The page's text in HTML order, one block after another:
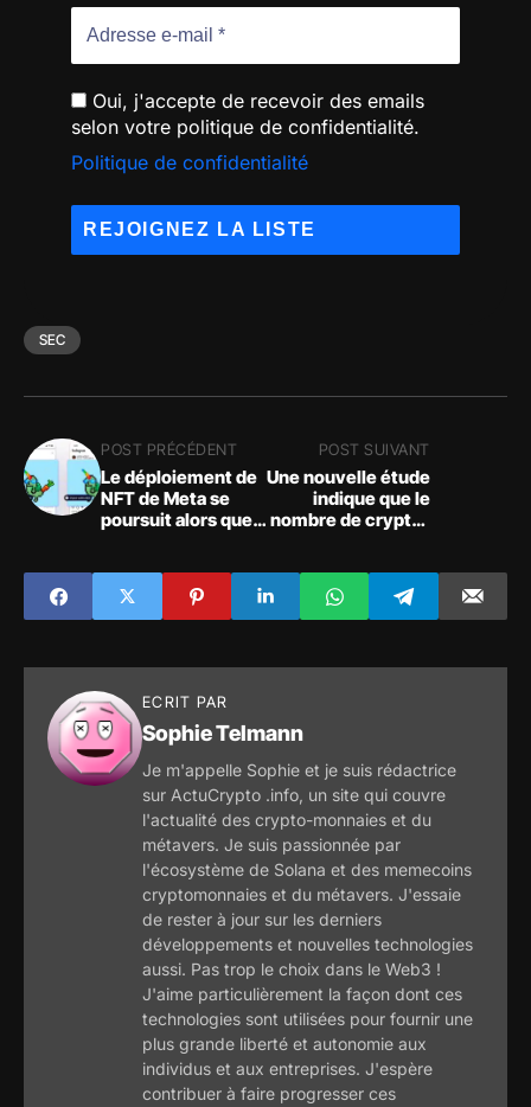
Oui, j'accepte de recevoir des emails
selon votre politique de confidentialité.
Politique de confidentialité
SEC
POST PRÉCÉDENT
Le déploiement de
NFT de Meta se
poursuit alors que
introduit la
"possibilité de
poster des objets
numériques"
POST SUIVANT
Une nouvelle étude
indique que le
nombre de crypto-
Cinq monnaies
représentent 75 %
de la capitalisation
ECRIT PAR
Sophie Telmann
Je m'appelle Sophie et je suis rédactrice
sur ActuCrypto .info, un site qui couvre
l'actualité des crypto-monnaies et du
métavers. Je suis passionnée par
l'écosystème de Solana et des memecoins
cryptomonnaies et du métavers. J'essaie
de rester à jour sur les derniers
développements et nouvelles technologies
aussi. Pas trop le choix dans le Web3 !
J'aime particulièrement la façon dont ces
technologies sont utilisées pour fournir une
plus grande liberté et autonomie aux
individus et aux entreprises. J'espère
contribuer à faire progresser ces